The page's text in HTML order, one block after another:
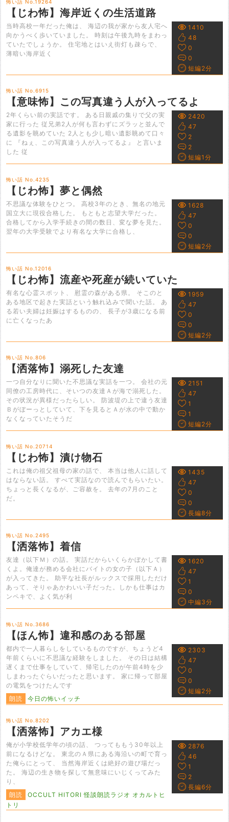
怖い話 No.19264
【じわ怖】海岸近くの生活道路
当時高校一年だった俺は、 海辺の我が家から友人宅へ
向かうべく歩いていました。 時刻は午後九時をまわっ
ていたでしょうか。 住宅地とはいえ街灯も疎らで、
薄暗い海岸近く
1410
48
0
0
短編2分
怖い話 No.6915
【意味怖】この写真違う人が入ってるよ
2年くらい前の実話です。 ある日親戚の集りで父の実
家に行った 従兄弟2人が何も言わずにズラッと並んで
る遺影を眺めていた 2人とも少し暗い遺影眺めて口々
に 『ねぇ、この写真違う人が入ってるよ』 と言いま
した 従
2420
47
2
2
短編1分
怖い話 No.4235
【じわ怖】夢と偶然
不思議な体験をひとつ。 高校3年のとき、無名の地元
国立大に現役合格した。 もともと志望大学だった。
合格してから入学手続きの間の数日、変な夢を見た。
翌年の大学受験でより有名な大学に合格し、
1628
47
0
0
短編2分
怖い話 No.12016
【じわ怖】流産や死産が続いていた
有名な心霊スポット、 慰霊の森がある県。 そこのと
ある地区で起きた実話という触れ込みで聞いた話。 あ
る若い夫婦は妊娠はするものの、 長子が3歳になる前
に亡くなったあ
1959
47
0
0
短編2分
怖い話 No.806
【洒落怖】溺死した友達
一つ自分なりに聞いた不思議な実話を一つ。 会社の元
同僚の工房時代に、そいつの友達Ａが海で溺死した。
その状況が異様だったらしい。 防波堤の上で違う友達
Ｂがぼーっとしていて、下を見るとＡが水の中で動か
なくなっていたそうだ
2151
47
1
1
短編2分
怖い話 No.20714
【じわ怖】漬け物石
これは俺の祖父祖母の家の話で、 本当は他人に話して
はならない話。 すべて実話なので読んでもらいたい。
ちょっと長くなるが、ご容赦を。 去年の7月のこと
だ。
1435
47
0
0
長編8分
怖い話 No.2495
【洒落怖】着信
友達（以下Ｍ）の話。 実話だからいくらかぼかして書
くよ。俺達が務める会社にバイトの女の子（以下Ａ）
が入ってきた。 助平な社長がルックスで採用しただけ
あって、そりゃあかわいい子だった。しかも仕事はカ
ンペキで、よく気が利
1620
47
1
0
中編3分
怖い話 No.3686
【ほん怖】違和感のある部屋
都内で一人暮らしをしているものですが、ちょうど4
年前くらいに不思議な経験をしました。 その日は結構
遅くまで仕事をしていて、帰宅したのが午前4時を少
しまわったぐらいだったと思います。 家に帰って部屋
の電気をつけたんです
朗読
今日の怖いイッチ
2303
47
0
0
短編2分
怖い話 No.8202
【洒落怖】アカエ様
俺が小学校低学年の頃の話、 つってももう30年以上
前になるけどな。 東北のＡ県にある海沿いの町で育っ
た俺らにとって、 当然海岸近くは絶好の遊び場だっ
た。 海辺の生き物を探して無意味にいじくってみた
り、
朗読
OCCULT HITORI 怪談朗読ラジオ オカルトヒ
トリ
2876
46
1
2
長編6分